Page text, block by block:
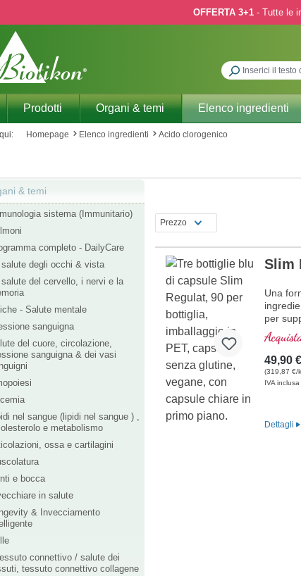
OFFERTA 3+1- Tutte le
Prodotti Organi & temi Elenco ingredienti
Homepage Elenco ingredienti Acido clorogenico
& temi
sistema (Immunitario)
completo - DailyCare
salute degli occhi & vista
salute del cervello, i nervi e la
- Salute mentale
sanguigna
del cuore, circolazione,
sanguigna & dei vasi
nel sangue (lipidi nel sangue ) ,
e metabolismo
ossa e cartilagini
e bocca
in salute
& Invecciamento
connettivo / salute dei
tessuto connettivo collagene
Prezzo
Slim
Una
per
peso.
49,90 €
(319,87 €/
IVA inclusa
Dettagli